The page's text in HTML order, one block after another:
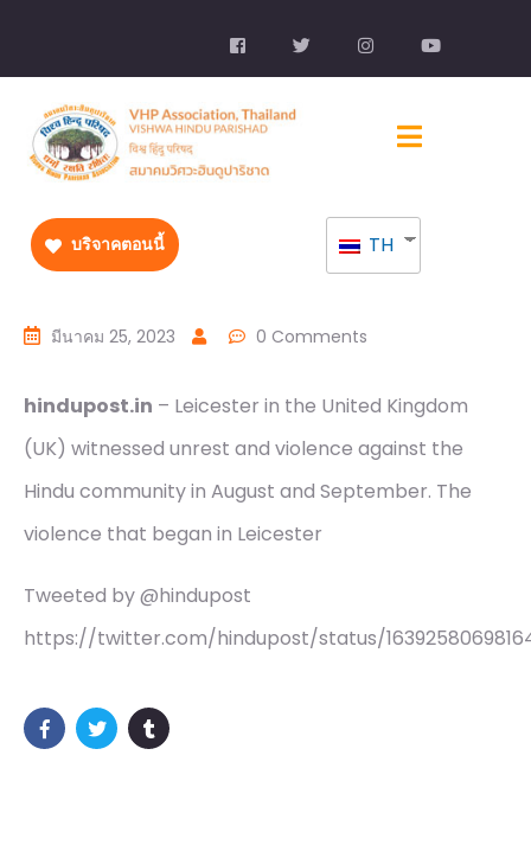
บริจาคตอนนี้ TH
มีนาคม 25, 2023 0 Comments
hindupost.in – Leicester in the United Kingdom
(UK) witnessed unrest and violence against the
Hindu community in August and September. The
violence that began in Leicester
Tweeted by @hindupost
https://twitter.com/hindupost/status/